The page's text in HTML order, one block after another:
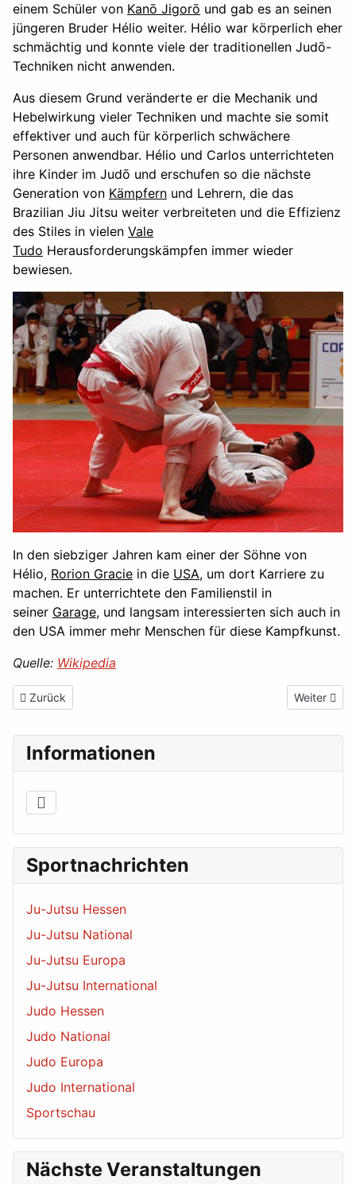
Informationen
Sportnachrichten
Ju-Jutsu Hessen
Ju-Jutsu National
Ju-Jutsu Europa
Ju-Jutsu International
Judo Hessen
Judo National
Judo Europa
Judo International
Sportschau
Nächste Veranstaltungen
einem Schüler von Kanō Jigorō und gab es an seinen
jüngeren Bruder Hélio weiter. Hélio war körperlich eher
schmächtig und konnte viele der traditionellen Judō-
Techniken nicht anwenden.
Aus diesem Grund veränderte er die Mechanik und
Hebelwirkung vieler Techniken und machte sie somit
effektiver und auch für körperlich schwächere
Personen anwendbar. Hélio und Carlos unterrichteten
ihre Kinder im Judō und erschufen so die nächste
Generation von Kämpfern und Lehrern, die das
Brazilian Jiu Jitsu weiter verbreiteten und die Effizienz
des Stiles in vielen Vale
Tudo Herausforderungskämpfen immer wieder
bewiesen.
In den siebziger Jahren kam einer der Söhne von
Hélio, Rorion Gracie in die USA, um dort Karriere zu
machen. Er unterrichtete den Familienstil in
seiner Garage, und langsam interessierten sich auch in
den USA immer mehr Menschen für diese Kampfkunst.
Quelle: Wikipedia
Vorheriger Beitrag: Belegung BudoArena - Dojo I & Dojo II
Zurück Nächster
Weiter